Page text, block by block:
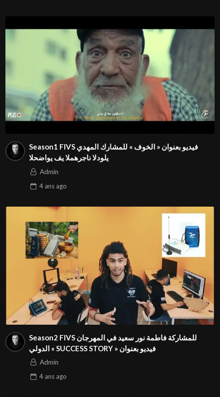
Season1 FIVS فيديو بعنوان « الخوف » للمشارك المهدي
الحضاوي في المهرجان الدولي⁩
Admin
4 ansago
Season2 FIVS للمشاركة فاطمة نور سعيد في المهرجان
الدولي « SUCCESS STORY » فيديو بعنوان
Admin
4 ansago